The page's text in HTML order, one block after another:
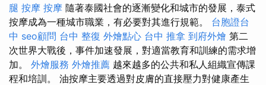
腿 按摩 按摩 隨著泰國社會的逐漸變化和城市的發展，泰式
按摩成為一種城市職業，有必要對其進行規範。 台胞證台
中 seo顧問 台中 整復 外燴點心 台中 推拿 到府外燴 第二
次世界大戰後，事件加速發展，對適當教育和訓練的需求增
加。 外燴服務 外燴推薦 越來越多的公共和私人組織宣傳課
程和培訓。 油按摩主要透過對皮膚的直接壓力對健康產生